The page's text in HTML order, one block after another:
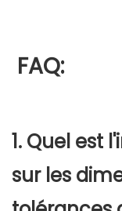
FAQ:
1. Quel est
sur les